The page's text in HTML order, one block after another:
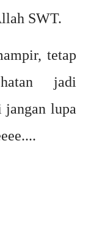
SWT.
tetap
jadi
jangan lupa